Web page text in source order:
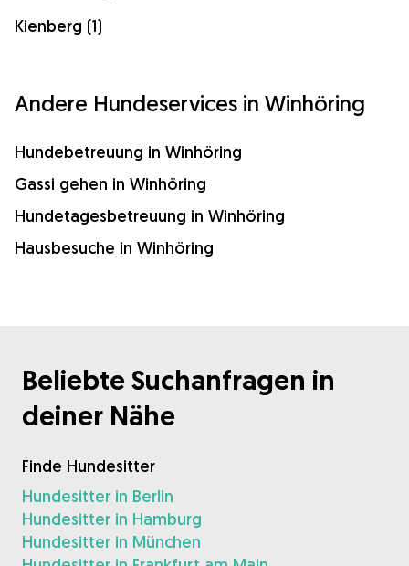
Kienberg (1)
Andere Hundeservices in Winhöring
Hundebetreuung in Winhöring
Gassi gehen in Winhöring
Hundetagesbetreuung in Winhöring
Hausbesuche in Winhöring
Beliebte Suchanfragen in
deiner Nähe
Finde Hundesitter
Hundesitter in Berlin
Hundesitter in Hamburg
Hundesitter in München